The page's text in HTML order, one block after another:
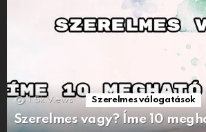
1.5k Views Szerelmes válogatások
Szerelmes vagy? Íme 10